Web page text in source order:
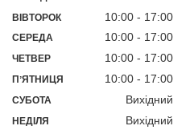
ВІВТОРОК 10:00 17:00
СЕРЕДА 10:00 17:00
ЧЕТВЕР 10:00 17:00
ПʼЯТНИЦЯ 10:00 17:00
СУБОТА Вихідний
НЕДІЛЯ Вихідний